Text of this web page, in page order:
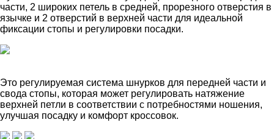
части, 2 широких петель в средней, прорезного отверстия в
язычке и 2 отверстий в верхней части для идеальной
фиксации стопы и регулировки посадки.
Это регулируемая система шнурков для передней части и
свода стопы, которая может регулировать натяжение
верхней петли в соответствии с потребностями ношения,
улучшая посадку и комфорт кроссовок.